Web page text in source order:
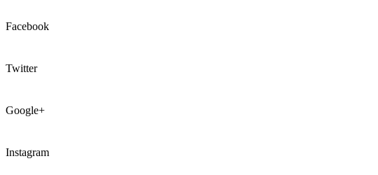
Facebook
Twitter
Google+
Instagram